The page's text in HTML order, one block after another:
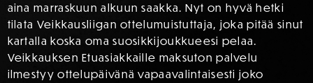
aina marraskuun alkuun saakka. Nyt on hyvä hetki
tilata Veikkausliigan ottelumuistuttaja, joka pitää sinut
kartalla koska oma suosikkijoukkueesi pelaa.
Veikkauksen Etuasiakkaille maksuton palvelu
ilmestyy ottelupäivänä vapaavalintaisesti joko